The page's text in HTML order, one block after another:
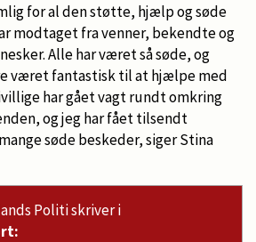
for al den støtte, hjælp og søde
modtaget fra venner, bekendte og
Alle har været så søde, og
været fantastisk til at hjælpe med
har gået vagt rundt omkring
og jeg har fået tilsendt
søde beskeder, siger Stina
Politi skriver i